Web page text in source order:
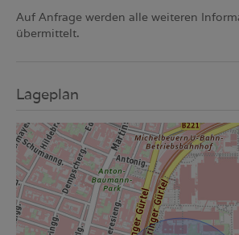
Auf Anfrage werden alle weiteren
übermittelt.
Lageplan